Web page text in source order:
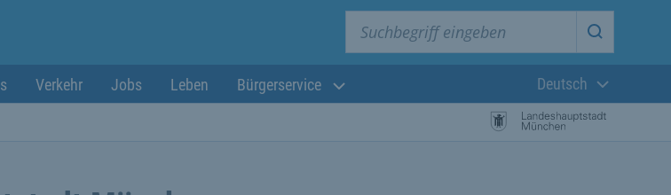
Suche
Verkehr Jobs Leben Bürgerservice
Aktuelle
Deutsch